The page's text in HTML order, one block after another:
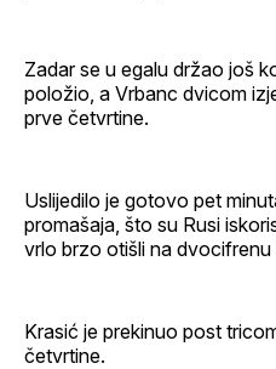
Zadar se u egalu držao još
položio, a Vrbanc dvicom
prve četvrtine.
Uslijedilo je gotovo pet
promašaja, što su Rusi
vrlo brzo otišli na dvocifrenu
Krasić je prekinuo post
četvrtine.